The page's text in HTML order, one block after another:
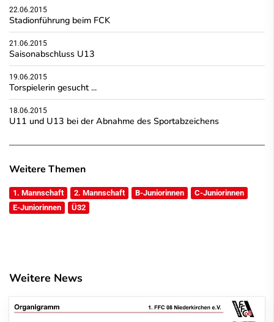
22.06.2015
Stadionführung beim FCK
21.06.2015
Saisonabschluss U13
19.06.2015
Torspielerin gesucht ...
18.06.2015
U11 und U13 bei der Abnahme des Sportabzeichens
Weitere Themen
1. Mannschaft 2. Mannschaft B-Juniorinnen
C-Juniorinnen
E-Juniorinnen
Ü32
Weitere News